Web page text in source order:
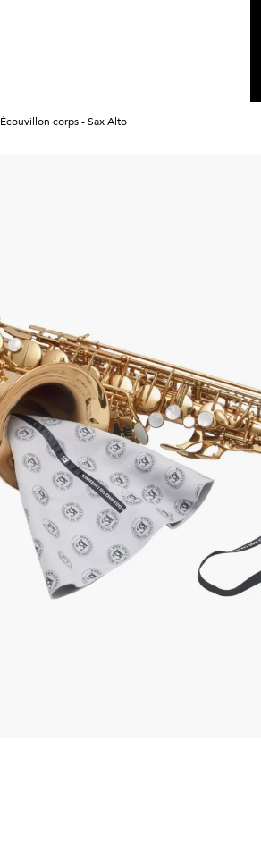
Écouvillon corps - Sax Alto